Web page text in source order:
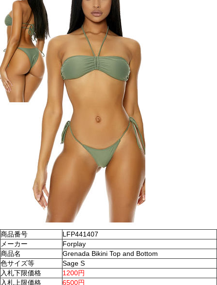
商品番号
LFP441407
メーカー
Forplay
商品名
Grenada Bikini Top and Bottom
色サイズ等
Sage S
入札下限価格
1200円
入札上限価格
6500円